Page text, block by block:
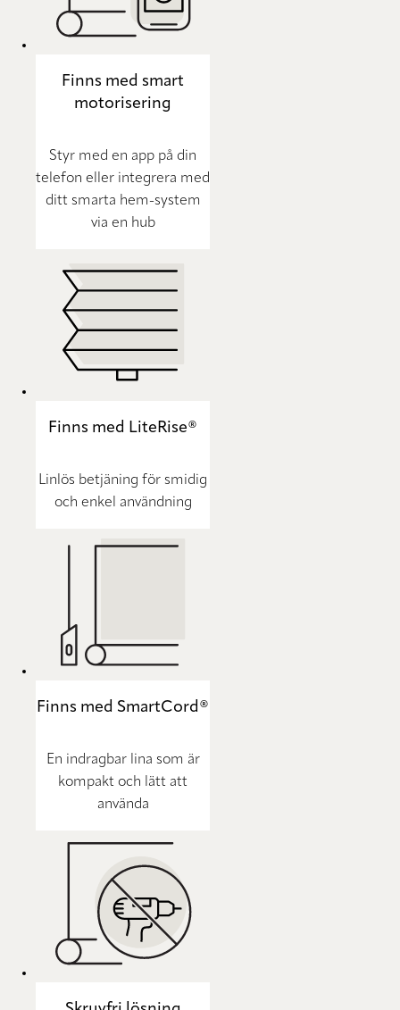
Finns med smart
motorisering
Styr med en app på din
telefon eller integrera med
ditt smarta hem-system
via en hub
Finns med LiteRise®
Linlös betjäning för smidig
och enkel användning
Finns med SmartCord®
En indragbar lina som är
kompakt och lätt att
använda